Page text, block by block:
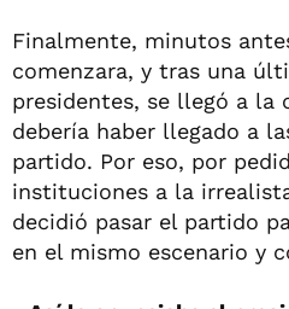
Finalmente, minutos
comenzara, y tras una
presidentes, se llegó a la
debería haber llegado a
partido. Por eso, por
instituciones a la
decidió pasar el partido
en el mismo escenario y